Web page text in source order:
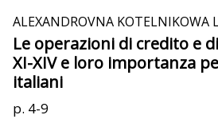
ALEXANDROVNA KOTELNIKOWA
Le operazioni di credito e
XI-XIV e loro importanza
italiani
p. 4-9